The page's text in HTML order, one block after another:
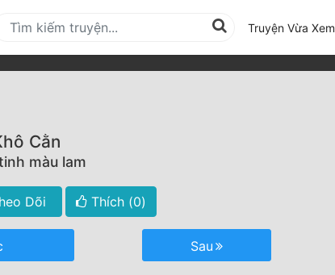
Truyện Vừa Xem
Cằn
màu lam
Dõi Thích (0)
Sau